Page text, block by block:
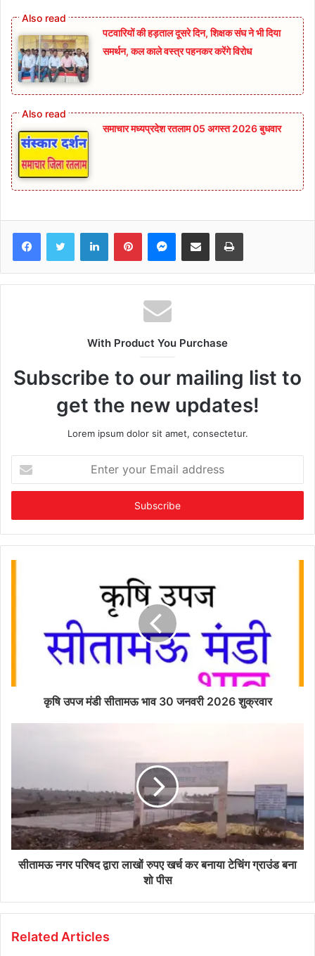
पटवारियों की हड़ताल दूसरे दिन, शिक्षक संघ ने भी दिया
समर्थन, कल काले वस्त्र पहनकर करेंगे विरोध
समाचार मध्यप्रदेश रतलाम 05 अगस्त 2026 बुधवार
FacebookTwitter LinkedInPinterestMessenger
Share via Email Print
With Product You Purchase
Subscribe to our mailing list to
get the new updates!
Lorem ipsum dolor sit amet, consectetur.
your
Email
कृषि उपज मंडी सीतामऊ भाव 30 जनवरी 2026 शुक्रवार
सीतामऊ नगर परिषद द्वारा लाखों रुपए खर्च कर बनाया टेचिंग ग्राउंड बना
शो पीस
Related Articles